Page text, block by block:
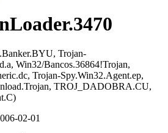
Trojan-
Win32/Bancos.36864!Trojan,
Trojan-Spy.Win32.Agent.ep,
TROJ_DADOBRA.CU,
02-01